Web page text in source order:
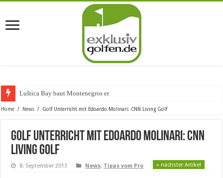
Luštica Bay baut Montenegros erste Golf-C
Home / News / Golf Unterricht mit Edoardo Molinari: CNN Living Golf
Golf Unterricht mit Edoardo Molinari: CNN
Living Golf
8. September 2013 News, Tipps vom Pro » nächster Artikel